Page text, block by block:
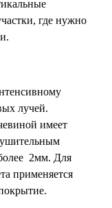
где нужно
лучей.
имеет
2мм. Для
применяется